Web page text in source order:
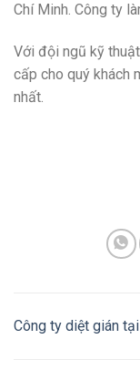
Chí Minh. Công ty
Với đội ngũ kỹ
cấp cho quý khách
nhất.
Công ty diệt gián